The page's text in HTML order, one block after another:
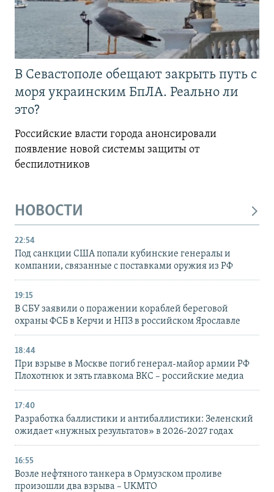
В Севастополе обещают закрыть путь с
моря украинским БпЛА. Реально ли
это?
Российские власти города анонсировали
появление новой системы защиты от
беспилотников
НОВОСТИ
22:54
Под санкции США попали кубинские генералы и
компании, связанные с поставками оружия из РФ
19:15
В СБУ заявили о поражении кораблей береговой
охраны ФСБ в Керчи и НПЗ в российском Ярославле
18:44
При взрыве в Москве погиб генерал-майор армии РФ
Плохотнюк и зять главкома ВКС – российские медиа
17:40
Разработка баллистики и антибаллистики: Зеленский
ожидает «нужных результатов» в 2026-2027 годах
16:55
Возле нефтяного танкера в Ормузском проливе
произошли два взрыва – UKMTO